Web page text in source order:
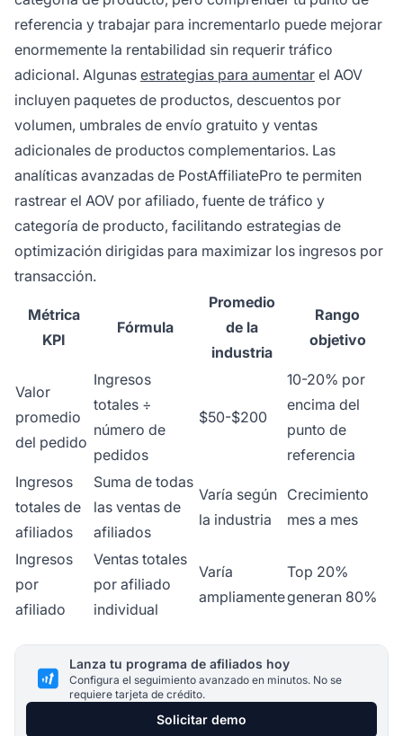
referencia y trabajar para incrementarlo puede mejorar
enormemente la rentabilidad sin requerir tráfico
adicional. Algunas estrategias para aumentar el AOV
incluyen paquetes de productos, descuentos por
volumen, umbrales de envío gratuito y ventas
adicionales de productos complementarios. Las
analíticas avanzadas de PostAffiliatePro te permiten
rastrear el AOV por afiliado, fuente de tráfico y
categoría de producto, facilitando estrategias de
optimización dirigidas para maximizar los ingresos por
transacción.
Métrica
KPI
Fórmula
Promedio
de la
industria
Rango
objetivo
Valor
promedio
del pedido
Ingresos
totales ÷
número de
pedidos
$50-$200
10-20% por
encima del
punto de
referencia
Ingresos
totales de
afiliados
Suma de todas
las ventas de
afiliados
Varía según
la industria
Crecimiento
mes a mes
Ingresos
por
afiliado
Ventas totales
por afiliado
individual
Varía
ampliamente
Top 20%
generan 80%
Lanza tu programa de afiliados hoy
Configura el seguimiento avanzado en minutos. No se
requiere tarjeta de crédito.
Solicitar demo